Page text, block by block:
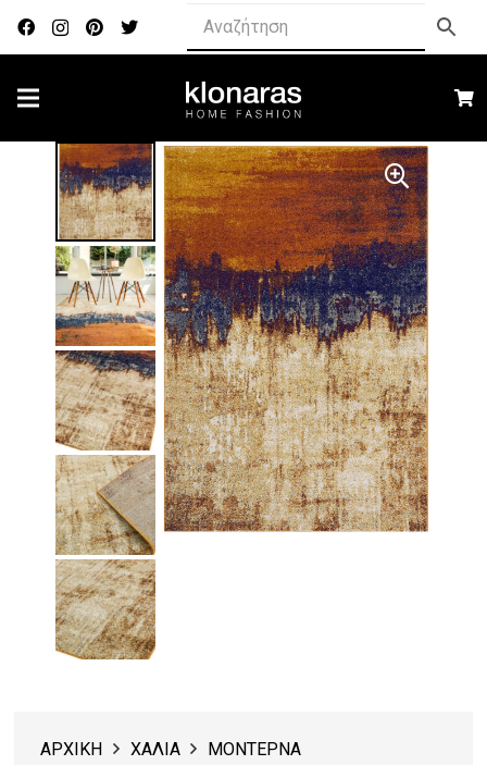
ΑΡΧΙΚΗ ΧΑΛΙΑ ΜΟΝΤΕΡΝΑ